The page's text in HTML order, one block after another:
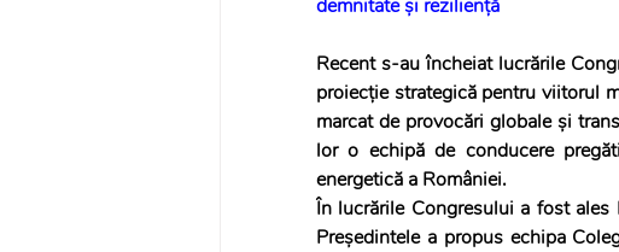
demnitate și reziliență
Recent s-au încheiat lucrările
proiecție strategică pentru viitorul
marcat de provocări globale și
lor o echipă de conducere
energetică a României.
În lucrările Congresului a fost
Președintele a propus echipa